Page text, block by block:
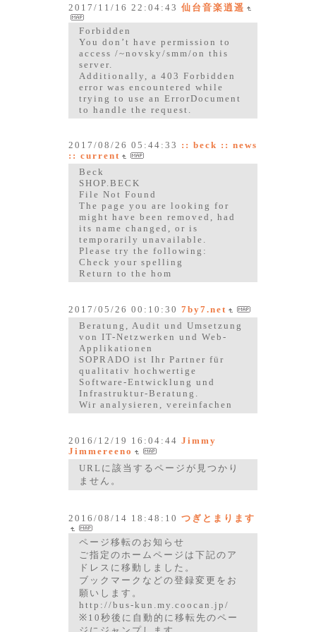
2017/11/16 22:04:43 仙台音楽逍遥
Forbidden
You don’t have permission to
access /~novsky/smm/on this
server.
Additionally, a 403 Forbidden
error was encountered while
trying to use an ErrorDocument
to handle the request.
2017/08/26 05:44:33
:: beck :: news
:: current
Beck
SHOP.BECK
File Not Found
The page you are looking for
might have been removed, had
its name changed, or is
temporarily unavailable.
Please try the following:
Check your spelling
Return to the hom
2017/05/26 00:10:30 7by7.net
Beratung, Audit und Umsetzung
von IT-Netzwerken und Web-
Applikationen
SOPRADO ist Ihr Partner für
qualitativ hochwertige
Software-Entwicklung und
Infrastruktur-Beratung.
Wir analysieren, vereinfachen
2016/12/19 16:04:44 Jimmy
Jimmereeno
URLに該当するページが見つかり
ません。
2016/08/14 18:48:10 つぎとまります
ページ移転のお知らせ
ご指定のホームページは下記のア
ドレスに移動しました。
ブックマークなどの登録変更をお
願いします。
http://bus-kun.my.coocan.jp/
※10秒後に自動的に移転先のペー